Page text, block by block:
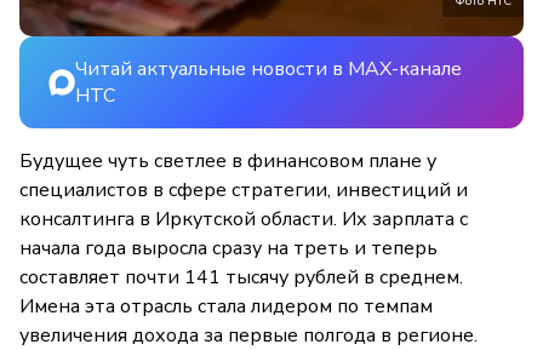
Читай актуальные новости в MAX-канале
НТС
Будущее чуть светлее в финансовом плане у
специалистов в сфере стратегии, инвестиций и
консалтинга в Иркутской области. Их зарплата с
начала года выросла сразу на треть и теперь
составляет почти 141 тысячу рублей в среднем.
Имена эта отрасль стала лидером по темпам
увеличения дохода за первые полгода в регионе.